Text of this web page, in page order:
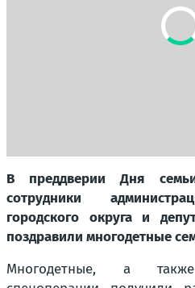
В преддверии Дня
сотрудники
городского округа и
поздравили многодетные
Многодетные, а